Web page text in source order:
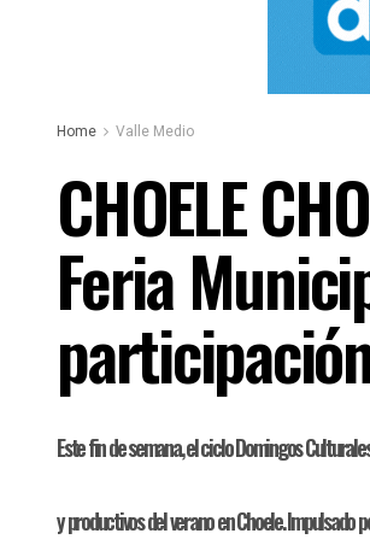
Home Valle Medio
CHOELE
Feria
Este fin de semana, el ciclo Domingos
y productivos del verano en Choele.